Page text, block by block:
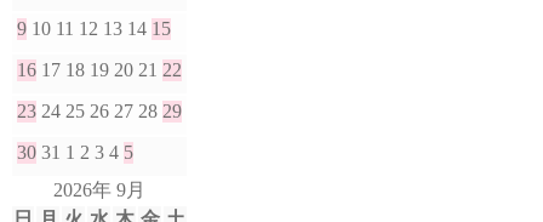
9 10 11 12 13 14 15
16 17 18 19 20 21 22
23 24 25 26 27 28 29
30 31 1 2 3 4 5
2026年 9月